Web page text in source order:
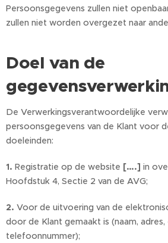
Persoonsgegevens zullen niet
zullen niet worden overgezet naar
Doel van de
De Verwerkingsverantwoordelijke
persoonsgegevens van de Klant voor
doeleinden:
1. Registratie op de website [….] in
Hoofdstuk 4, Sectie 2 van de AVG;
2. Voor de uitvoering van de
door de Klant gemaakt is (naam, adres,
telefoonnummer);